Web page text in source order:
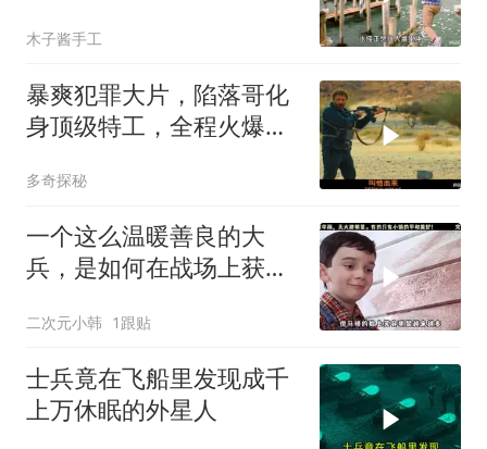
木子酱手工
暴爽犯罪大片，陷落哥化
身顶级特工，全程火爆枪
多奇探秘
一个这么温暖善良的大
兵，是如何在战场上获得
二次元小韩 1跟贴
士兵竟在飞船里发现成千
上万休眠的外星人